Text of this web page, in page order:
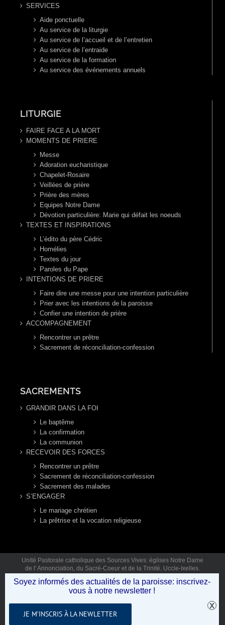
SERVICES
Aide ponctuelle
Au service de la liturgie
Au service de l’accueil et de l’entretien
Au service de l’entraide
Au service de la formation
Au service des événements annuels
LITURGIE
FAIRE FACE A LA MORT
MOMENTS DE PRIERE
Messe
Adoration eucharistique
Chapelet-Rosaire
Veillées de prière
Prière des mères
Equipes Notre Dame
Dévotion particulière: Marie qui défait les noeuds
TEXTES ET INSPIRATIONS
L’édito du père Cédric
Homélies
Textes du jour
Paroles du Pape
INTENTIONS DE PRIERE
Faire dire une messe pour une intention particulière
Prier avec les intentions de la paroisse
Confier une intention de prière
ACCOMPAGNEMENT
Rencontrer un prêtre
Sacrement de réconciliation-confession
SACREMENTS
GRANDIR DANS LA FOI
Le baptême
La confirmation
La communion
RECEVOIR DES FORCES
Rencontrer un prêtre
Sacrement de réconciliation-confession
Sacrement des malades
S’ENGAGER
Le mariage chrétien
La prêtrise et la vocation religieuse
Unité Pastorale catholique des Sources Vives: églises Notre Dame
de l' Annonciation, du Sacré-Coeur et de la Trinité. Uccle-Ixelles.
Mail: secretariat.sourcesvives@gmail.com Tél: 02 346 92 12 (lun,
mar, jeu, ven 9h30-12h30) © Copyright 2019 - Unité Pastorale des
Sources Vives .
Facebook
Soyez informés des actualités de la paroisse: inscrivez-
vous à notre newsletter !
JE M’INSCRIS À LA NEWLETTER